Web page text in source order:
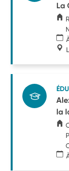
La
la